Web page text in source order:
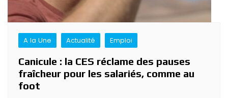
A la Une Actualité Emploi
Canicule : la CES réclame des pauses
fraîcheur pour les salariés, comme au
foot